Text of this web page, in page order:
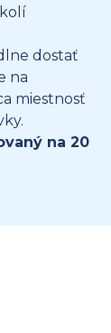
dostať
na
miestnosť
na 20